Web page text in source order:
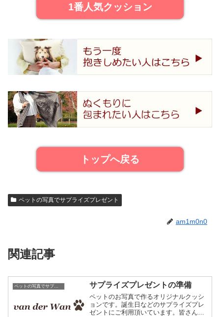
1番人気クッション
トップへ戻る
ペットの写真でサプライズプレゼント
am1m0n0
関連記事
サプライズプレゼントの準備
ペットのお写真で作るオリジナルクッシ
ョンです。誕生日などのサプライズプレ
ゼントにご利用頂いています。皆さんこ